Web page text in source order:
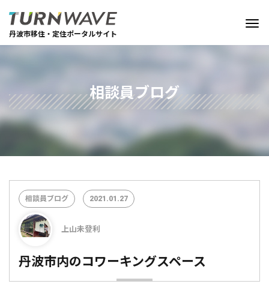
丹波市移住・定住ポータルサイト
相談員ブログ
相談員ブログ 2021.01.27
上山未登利
丹波市内のコワーキングスペース